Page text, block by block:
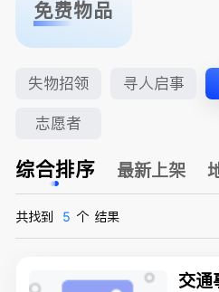
免费物品
失物招领 寻人启事
志愿者
综合排序 最新上架
共找到 5 个 结果
交通